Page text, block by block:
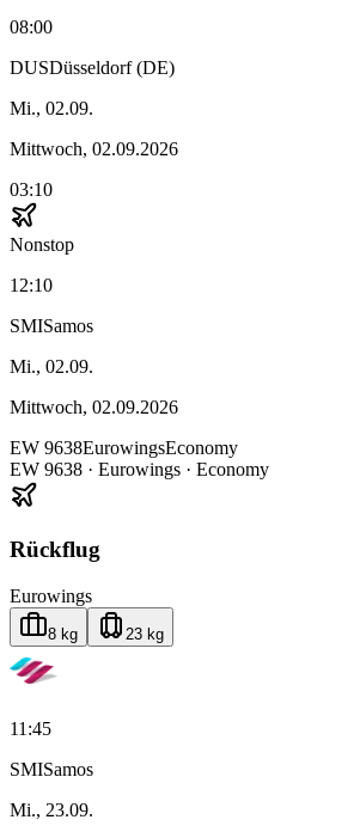
08:00
DUSDüsseldorf (DE)
Mi., 02.09.
Mittwoch, 02.09.2026
03:10
Nonstop
12:10
SMISamos
Mi., 02.09.
Mittwoch, 02.09.2026
EW 9638EurowingsEconomy
EW 9638 · Eurowings · Economy
Rückflug
Eurowings
8 kg 23 kg
11:45
SMISamos
Mi., 23.09.